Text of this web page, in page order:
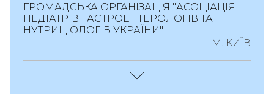
ГРОМАДСЬКА ОРГАНІЗАЦІЯ "АСОЦІАЦІЯ
ПЕДІАТРІВ-ГАСТРОЕНТЕРОЛОГІВ ТА
НУТРИЦІОЛОГІВ УКРАЇНИ"
М. КИЇВ